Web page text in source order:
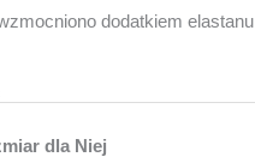
dodatkiem elastanu
dla Niej